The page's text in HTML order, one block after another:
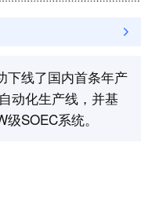
下线了国内首条年产
动化生产线，并基
SOEC系统。